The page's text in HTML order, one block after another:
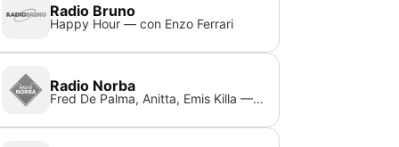
Radio Bruno
Happy Hour — con Enzo Ferrari
Radio Norba
Fred De Palma, Anitta, Emis Killa — La Testa Gira